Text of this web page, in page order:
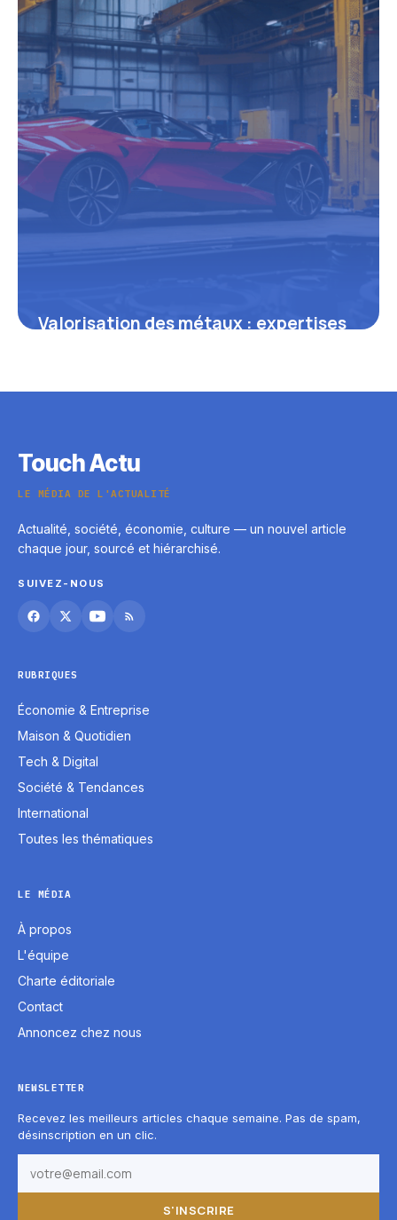
Valorisation des métaux : expertises
Touch Actu
LE MÉDIA DE L'ACTUALITÉ
Actualité, société, économie, culture — un nouvel article
chaque jour, sourcé et hiérarchisé.
SUIVEZ-NOUS
RUBRIQUES
Économie & Entreprise
Maison & Quotidien
Tech & Digital
Société & Tendances
International
Toutes les thématiques
LE MÉDIA
À propos
L'équipe
Charte éditoriale
Contact
Annoncez chez nous
NEWSLETTER
Recevez les meilleurs articles chaque semaine. Pas de spam,
désinscription en un clic.
S'INSCRIRE